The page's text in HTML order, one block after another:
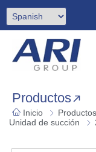
Productos
Inicio Productos
Unidad de succión